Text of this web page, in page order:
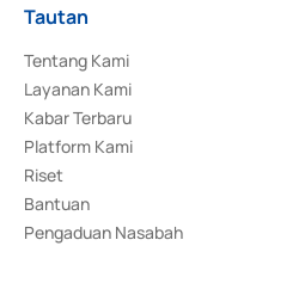
Tautan
Tentang Kami
Layanan Kami
Kabar Terbaru
Platform Kami
Riset
Bantuan
Pengaduan Nasabah